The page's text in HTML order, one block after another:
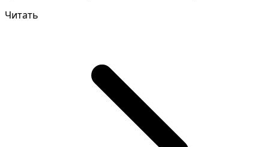
Читать